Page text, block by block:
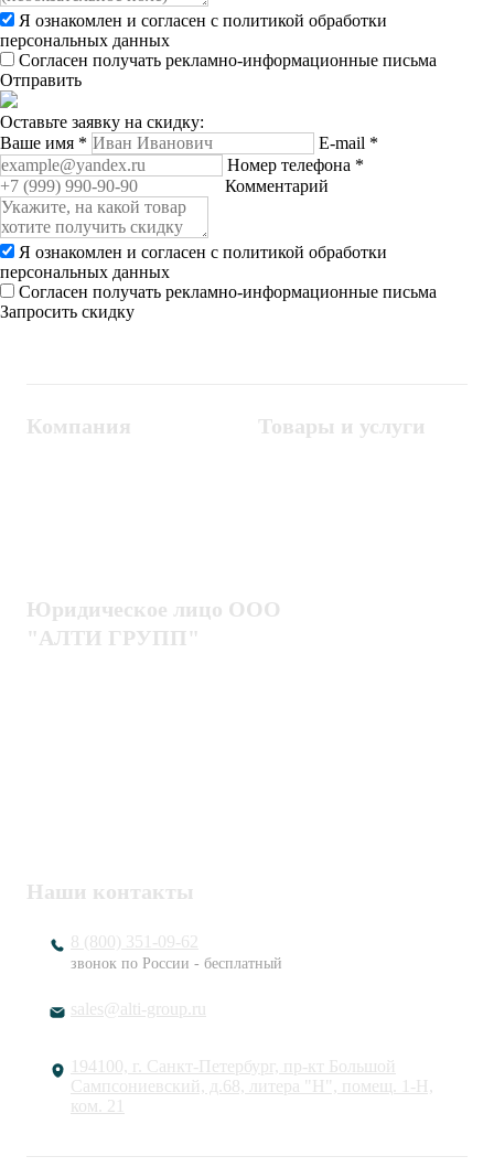
Я ознакомлен и согласен с политикой обработки
персональных данных
Согласен получать рекламно-информационные письма
Отправить
Оставьте заявку на скидку:
Ваше имя * E-mail *
Номер телефона *
Комментарий
Я ознакомлен и согласен с политикой обработки
персональных данных
Согласен получать рекламно-информационные письма
Запросить скидку
Компания Товары и услуги
Юридическое лицо ООО
"АЛТИ ГРУПП"
Наши контакты
8 (800) 351-09-62
звонок по России - бесплатный
sales@alti-group.ru
194100, г. Санкт-Петербург, пр-кт Большой
Сампсониевский, д.68, литера "Н", помещ. 1-Н,
ком. 21